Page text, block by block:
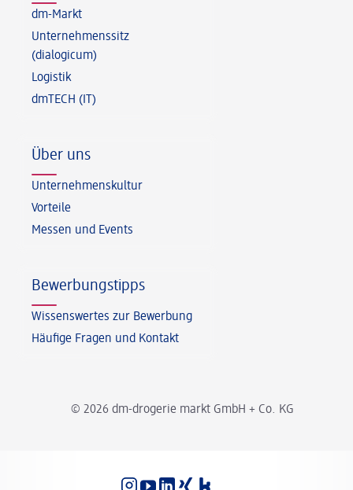
© 2026 dm-drogerie markt GmbH + Co. KG
dm-Markt
Unternehmenssitz
(dialogicum)
Logistik
dmTECH (IT)
Über uns
Unternehmenskultur
Vorteile
Messen und Events
Bewerbungstipps
Wissenswertes zur Bewerbung
Häufige Fragen und Kontakt